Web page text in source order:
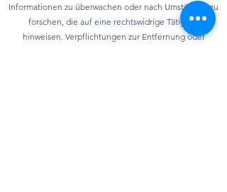
Informationen zu überwachen oder nach Umständen zu
forschen, die auf eine rechtswidrige Tätigkeit
hinweisen. Verpflichtungen zur Entfernung oder